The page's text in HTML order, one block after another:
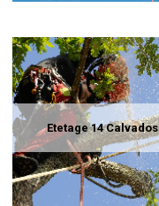
Etetage 14 Calvados